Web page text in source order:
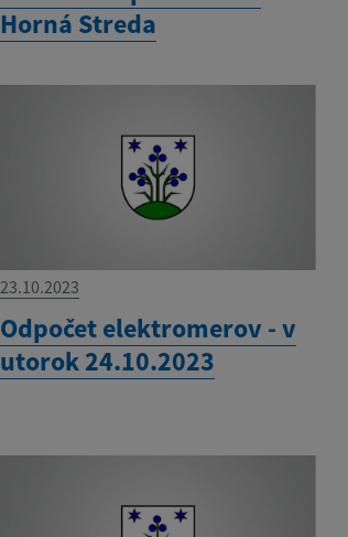
Horná Streda
23.10.2023
Odpočet elektromerov - v
utorok 24.10.2023